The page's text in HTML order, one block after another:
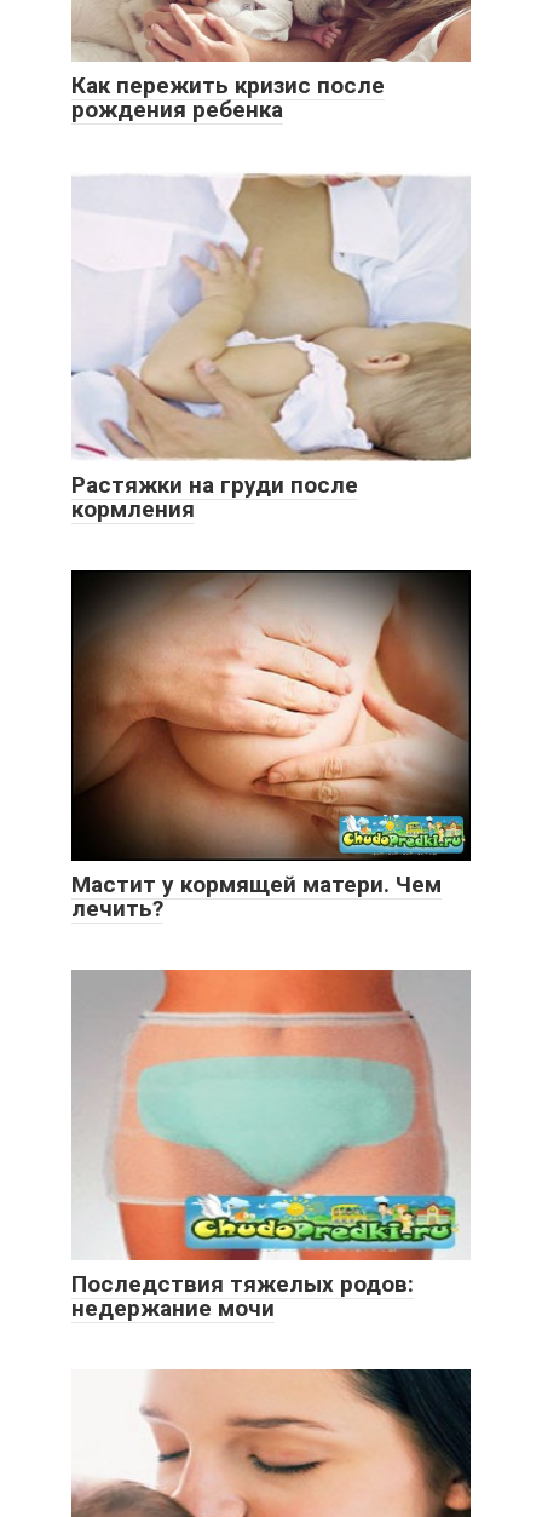
Как пережить кризис после
рождения ребенка
Растяжки на груди после
кормления
Мастит у кормящей матери. Чем
лечить?
Последствия тяжелых родов:
недержание мочи